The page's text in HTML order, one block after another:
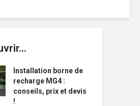
Installation borne de
recharge MG4 :
conseils, prix et devis
!